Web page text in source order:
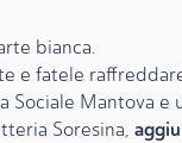
bianca.
e fatele
Sociale Mantova e
Soresina,